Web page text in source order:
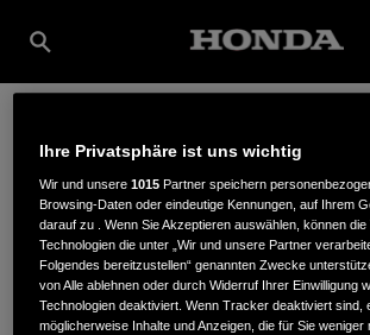
ENDRESS
Ihre Privatsphäre ist uns wichtig
Wir und unsere1015 Partner speichern
Browsing-Daten oder eindeutige Kennungen, auf Ihrem
darauf zu . Wenn Sie Akzeptieren auswählen, können
Technologien die unter „Wir und unsere Partner
Folgendes bereitzustellen“ genannten Zwecke
von Alle ablehnen oder durch Widerruf Ihrer Einwilligung
Technologien deaktiviert. Wenn Tracker deaktiviert sind,
möglicherweise Inhalte und Anzeigen, die für Sie weniger